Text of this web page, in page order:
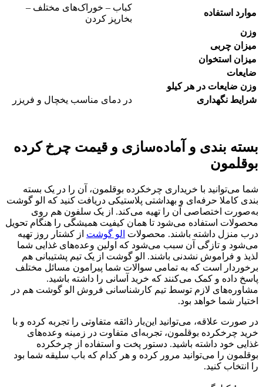
موارد استفاده
کباب – خوراک‌های مختلف –
بخارپز کردن
وزن
میزان چربی
میزان استخوان
ضایعات
وزن ضایعات در هر کیلو
شرایط نگهداری
در دمای مناسب یخچال و فریزر
بسته بندی و آماده‌سازی و قیمت چرخ کرده
بوقلمون
شما می‌توانید با خریداری چرخکرده بوقلمون، آن را در یک بسته
بندی کاملا حرفه‌ای و بهداشتی پلاستیکی دریافت کنید که الو گوشت
به‌صورت اختصاصی آن را تهیه می‌کند. از یک سلفون هم روی
محصولات استفاده می‌شود تا همان کیفیت همیشگی را هنگام تحویل
درب منزل داشته باشند. محصولات الو گوشت از کشتار روز تهیه
می‌شود و تازگی آن سبب می‌شود که اولین وعده‌های غذایی شما
لذیذ و فراموش نشدنی باشند. الو گوشت از یک تیم پشتیبانی هم
برخوردار است که به تمامی سوالات شما پیرامون مسائل مختلف
پاسخ داده و کمک می‌کنند که خرید آسانی را داشته باشید.
مشاوره‌های لازم توسط تیم کارشناسانی فروش الو گوشت هم در
اختیار شما خواهد بود.
در صورت علاقه‌، می‌توانید این‌بار ذائقه متفاوتی را تجربه کرده و با
خرید چرخکرده بوقلمون، تجربه‌ای متفاوت در زمینه وعده‌های
غذایی خود داشته باشید. دستور پخت و استفاده از چرخکرده
بوقلمون را می‌توانید مرور کرده و هر کدام که باب سلیقه شما بود
را انتخاب کنید.